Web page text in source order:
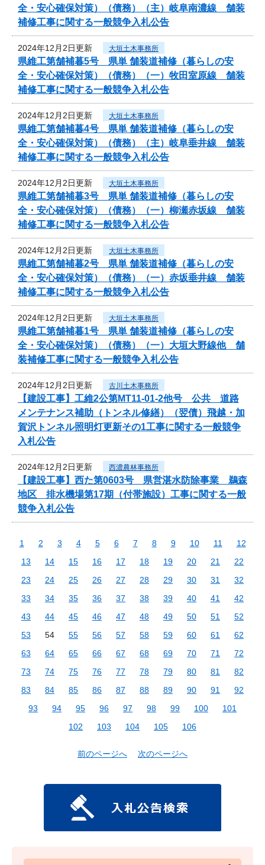
全・安心確保対策）（債務）（主）岐阜南濃線 舗装
補修工事に関する一般競争入札公告
2024年12月2日更新 大垣土木事務所
県維工第舗補暮5号 県単 舗装道補修（暮らしの安
全・安心確保対策）（債務）（一）牧田室原線 舗装
補修工事に関する一般競争入札公告
2024年12月2日更新 大垣土木事務所
県維工第舗補暮4号 県単 舗装道補修（暮らしの安
全・安心確保対策）（債務）（主）岐阜垂井線 舗装
補修工事に関する一般競争入札公告
2024年12月2日更新 大垣土木事務所
県維工第舗補暮3号 県単 舗装道補修（暮らしの安
全・安心確保対策）（債務）（一）柳瀬赤坂線 舗装
補修工事に関する一般競争入札公告
2024年12月2日更新 大垣土木事務所
県維工第舗補暮2号 県単 舗装道補修（暮らしの安
全・安心確保対策）（債務）（一）赤坂垂井線 舗装
補修工事に関する一般競争入札公告
2024年12月2日更新 大垣土木事務所
県維工第舗補暮1号 県単 舗装道補修（暮らしの安
全・安心確保対策）（債務）（一）大垣大野線他 舗
装補修工事に関する一般競争入札公告
2024年12月2日更新 古川土木事務所
【建設工事】工維2公第MT11-01-2他号 公共 道路
メンテナンス補助（トンネル修繕）（翌債）飛越・加
賀沢トンネル照明灯更新その1工事に関する一般競争
入札公告
2024年12月2日更新 西濃農林事務所
【建設工事】西た第0603号 県営湛水防除事業 鵜森
地区 排水機場第17期（付帯施設）工事に関する一般
競争入札公告
1 2 3 4 5 6 7 8 9 10 11
12
13
14 15 16 17 18 19 20 21
22
23
24 25 26 27 28 29 30 31
32
33
34 35 36 37 38 39 40 41
42
43
44 45 46 47 48 49 50 51
52
53
54 55 56 57 58 59 60 61
62
63
64 65 66 67 68 69 70 71
72
73
74 75 76 77 78 79 80 81
82
83
84 85 86 87 88 89 90 91
92
93
94 95 96 97 98 99 100
101
102
103 104 105 106
前のページへ 次のページへ